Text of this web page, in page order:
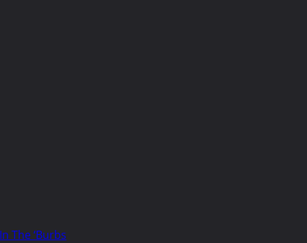
The ‘Burbs